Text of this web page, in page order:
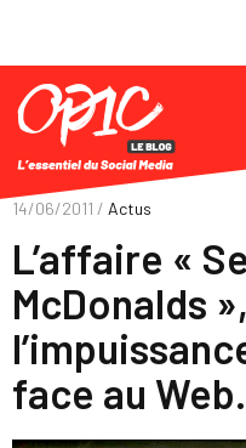
14/06/2011 / Actus
L’affaire «
McDonalds
face au Web.